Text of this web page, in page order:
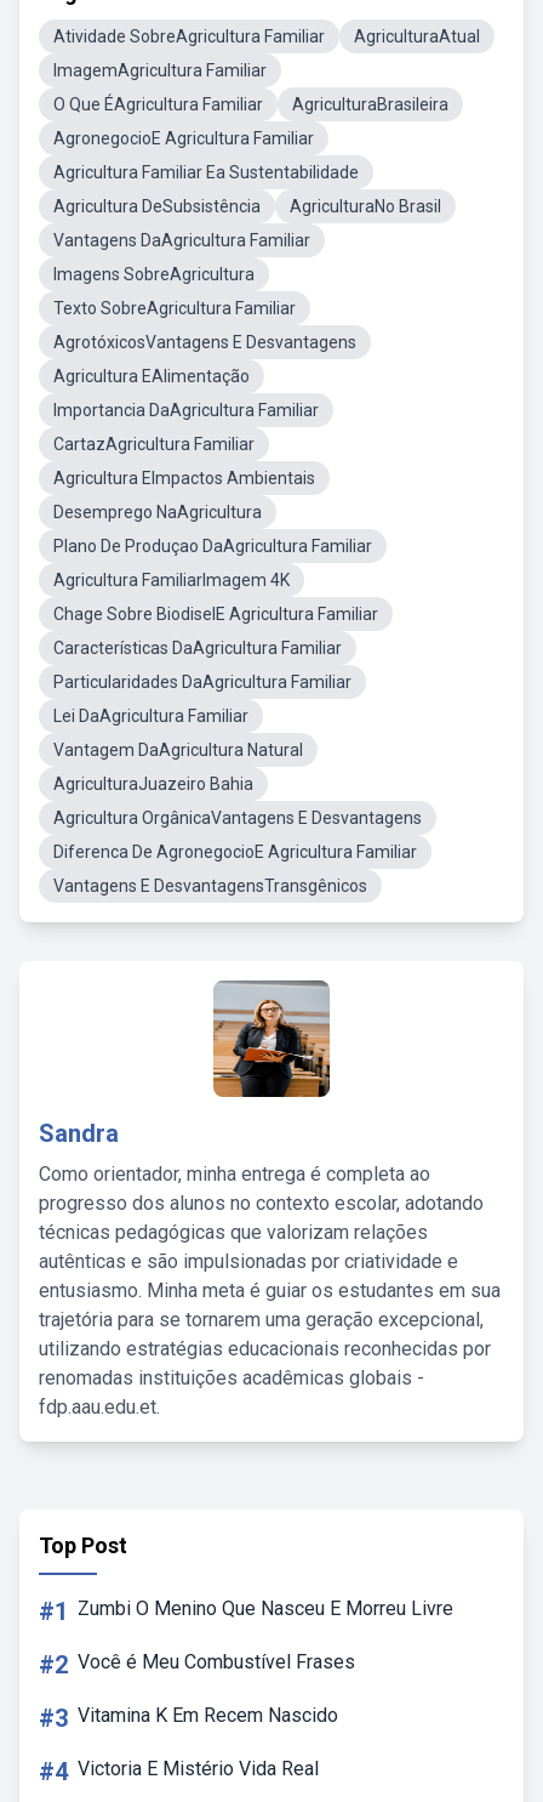
Atividade SobreAgricultura Familiar
AgriculturaAtual
ImagemAgricultura Familiar
O Que ÉAgricultura Familiar
AgriculturaBrasileira
AgronegocioE Agricultura Familiar
Agricultura Familiar Ea Sustentabilidade
Agricultura DeSubsistência
AgriculturaNo Brasil
Vantagens DaAgricultura Familiar
Imagens SobreAgricultura
Texto SobreAgricultura Familiar
AgrotóxicosVantagens E Desvantagens
Agricultura EAlimentação
Importancia DaAgricultura Familiar
CartazAgricultura Familiar
Agricultura EImpactos Ambientais
Desemprego NaAgricultura
Plano De Produçao DaAgricultura Familiar
Agricultura FamiliarImagem 4K
Chage Sobre BiodiselE Agricultura Familiar
Características DaAgricultura Familiar
Particularidades DaAgricultura Familiar
Lei DaAgricultura Familiar
Vantagem DaAgricultura Natural
AgriculturaJuazeiro Bahia
Agricultura OrgânicaVantagens E Desvantagens
Diferenca De AgronegocioE Agricultura Familiar
Vantagens E DesvantagensTransgênicos
Sandra
Como orientador, minha entrega é completa ao
progresso dos alunos no contexto escolar, adotando
técnicas pedagógicas que valorizam relações
autênticas e são impulsionadas por criatividade e
entusiasmo. Minha meta é guiar os estudantes em sua
trajetória para se tornarem uma geração excepcional,
utilizando estratégias educacionais reconhecidas por
renomadas instituições acadêmicas globais -
fdp.aau.edu.et.
Top Post
#1 Zumbi O Menino Que Nasceu E Morreu Livre
#2 Você é Meu Combustível Frases
#3 Vitamina K Em Recem Nascido
#4 Victoria E Mistério Vida Real